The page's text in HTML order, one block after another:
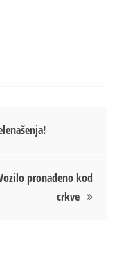
pronađeno kod
crkve